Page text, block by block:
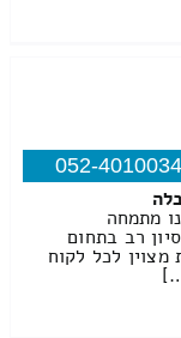
052-4010034
מתמחה
רב בתחום
מצוין לכל לקוח